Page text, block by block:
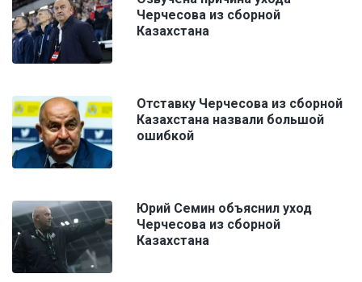
Черчесова из сборной
Казахстана
Отставку Черчесова из сборной
Казахстана назвали большой
ошибкой
Юрий Семин объяснил уход
Черчесова из сборной
Казахстана